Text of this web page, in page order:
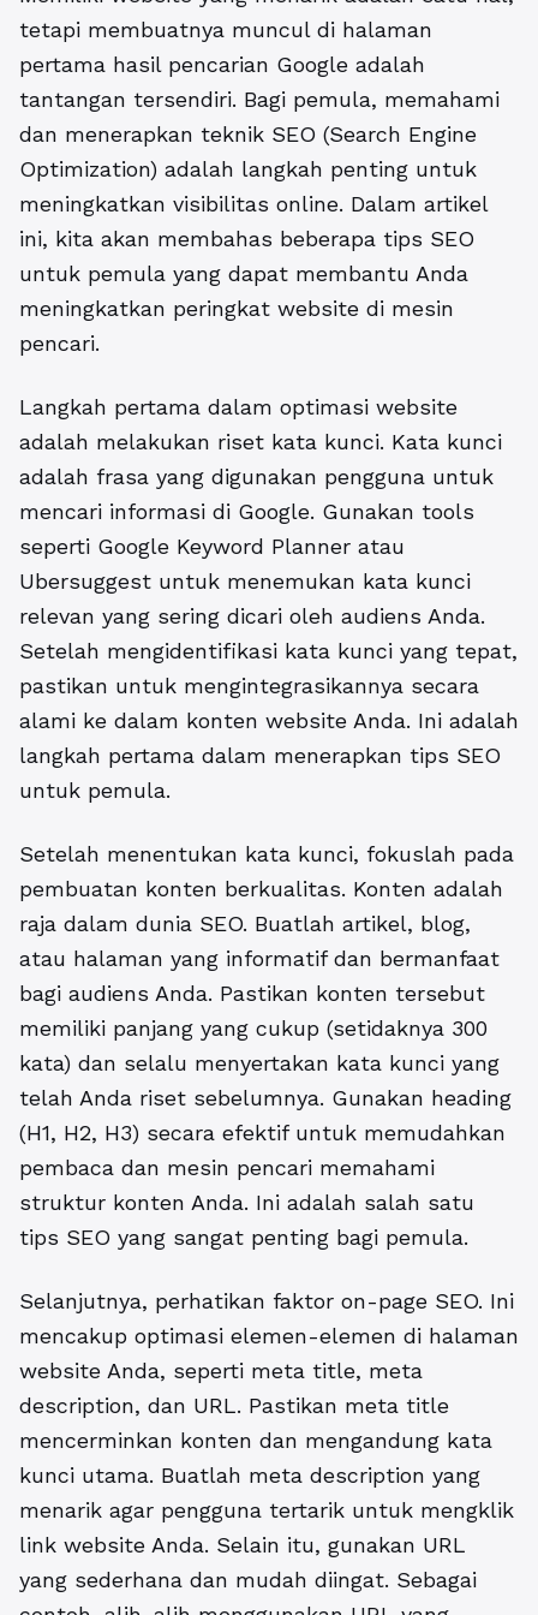
tetapi membuatnya muncul di halaman
pertama hasil pencarian Google adalah
tantangan tersendiri. Bagi pemula, memahami
dan menerapkan teknik SEO (Search Engine
Optimization) adalah langkah penting untuk
meningkatkan visibilitas online. Dalam artikel
ini, kita akan membahas beberapa tips SEO
untuk pemula yang dapat membantu Anda
meningkatkan peringkat website di mesin
pencari.
Langkah pertama dalam optimasi website
adalah melakukan riset kata kunci. Kata kunci
adalah frasa yang digunakan pengguna untuk
mencari informasi di Google. Gunakan tools
seperti Google Keyword Planner atau
Ubersuggest untuk menemukan kata kunci
relevan yang sering dicari oleh audiens Anda.
Setelah mengidentifikasi kata kunci yang tepat,
pastikan untuk mengintegrasikannya secara
alami ke dalam konten website Anda. Ini adalah
langkah pertama dalam menerapkan tips SEO
untuk pemula.
Setelah menentukan kata kunci, fokuslah pada
pembuatan konten berkualitas. Konten adalah
raja dalam dunia SEO. Buatlah artikel, blog,
atau halaman yang informatif dan bermanfaat
bagi audiens Anda. Pastikan konten tersebut
memiliki panjang yang cukup (setidaknya 300
kata) dan selalu menyertakan kata kunci yang
telah Anda riset sebelumnya. Gunakan heading
(H1, H2, H3) secara efektif untuk memudahkan
pembaca dan mesin pencari memahami
struktur konten Anda. Ini adalah salah satu
tips SEO yang sangat penting bagi pemula.
Selanjutnya, perhatikan faktor on-page SEO. Ini
mencakup optimasi elemen-elemen di halaman
website Anda, seperti meta title, meta
description, dan URL. Pastikan meta title
mencerminkan konten dan mengandung kata
kunci utama. Buatlah meta description yang
menarik agar pengguna tertarik untuk mengklik
link website Anda. Selain itu, gunakan URL
yang sederhana dan mudah diingat. Sebagai